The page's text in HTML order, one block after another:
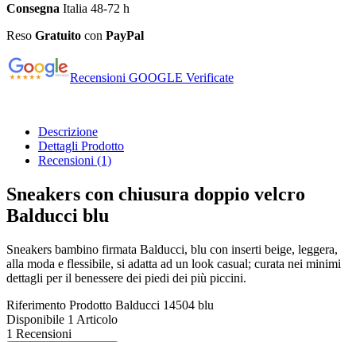
Consegna Italia 48-72 h
Reso Gratuito con PayPal
Recensioni GOOGLE Verificate
Descrizione
Dettagli Prodotto
Recensioni (1)
Sneakers con chiusura doppio velcro
Balducci blu
Sneakers bambino firmata Balducci, blu con inserti beige, leggera,
alla moda e flessibile, si adatta ad un look casual; curata nei minimi
dettagli per il benessere dei piedi dei più piccini.
Riferimento Prodotto Balducci 14504 blu
Disponibile 1 Articolo
1 Recensioni